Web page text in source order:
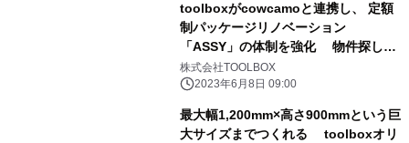
toolboxがcowcamoと連携し、 定額
制パッケージリノベーション
「ASSY」の体制を強化 物件探しか
らリノベーションまでのトータルサポ
ートを開始
株式会社TOOLBOX
2023年6月8日 09:00
最大幅1,200mm×高さ900mmという巨
大サイズまでつくれる toolboxオリ